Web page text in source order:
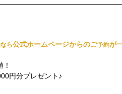
ら公式ホームページからのご予約が
円分プレゼント♪